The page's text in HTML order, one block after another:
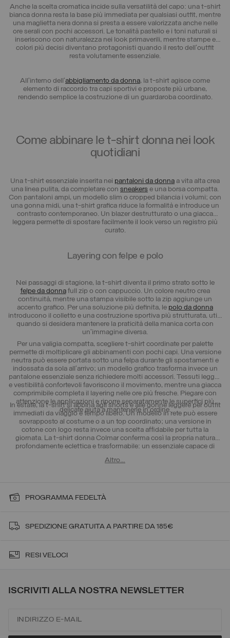
Anche la scelta cromatica incide sulla versatilità del capo: una t-shirt
bianca donna resta la base più immediata per qualsiasi outfit, mentre
una maglietta nera donna si presta a essere valorizzata anche nelle
ore serali con pochi accessori. Le tonalità pastello e i toni naturali si
inseriscono con naturalezza nei look primaverili, mentre stampe e
colori più decisi diventano protagonisti quando il resto dell’outfit
resta volutamente essenziale.
All’interno dell’abbigliamento da donna, la t-shirt agisce come
elemento di raccordo tra capi sportivi e proposte più urbane,
rendendo semplice la costruzione di un guardaroba coordinato.
Come abbinare le t-shirt donna nei look
quotidiani
Una t-shirt essenziale inserita nei pantaloni da donna a vita alta crea
una linea pulita, da completare con sneakers e una borsa compatta.
Con pantaloni ampi, un modello slim o cropped bilancia i volumi; con
una gonna midi, una t-shirt grafica riduce la formalità e introduce un
contrasto contemporaneo. Un blazer destrutturato o una giacca
leggera permette di spostare facilmente il look verso un registro più
curato.
Layering con felpe e polo
Nei passaggi di stagione, la t-shirt diventa il primo strato sotto le
felpe da donnafull zip o con cappuccio. Un colore neutro crea
continuità, mentre una stampa visibile sotto la zip aggiunge un
accento grafico. Per una soluzione più definita, le polo da donna
introducono il colletto e una costruzione sportiva più strutturata, utile
quando si desidera mantenere la praticità della manica corta con
un’immagine diversa.
Per una valigia compatta, scegliere t-shirt coordinate per palette
permette di moltiplicare gli abbinamenti con pochi capi. Una versione
neutra può essere portata sotto una felpa durante gli spostamenti e
indossata da sola all’arrivo; un modello grafico trasforma invece un
pantalone essenziale senza richiedere molti accessori. Tessuti leggeri
e vestibilità confortevoli favoriscono il movimento, mentre una giacca
comprimibile completa il layering nelle ore più fresche. Piegare con
attenzione le applicazioni e riporre separatamente le superfici più
delicate aiuta a mantenerle in ordine.
In estate, la t-shirt si abbina agli shorts e alle gonne leggere per outfit
immediati da viaggio e tempo libero. Un modello in rete può essere
sovrapposto al costume o a un top coordinato; una versione in
cotone con logo resta invece una scelta affidabile per tutta la
giornata. La t-shirt donna Colmar conferma così la propria natura
profondamente eclettica e trasformabile: un essenziale capace di
Altro…
PROGRAMMA FEDELTÀ
SPEDIZIONE GRATUITA A PARTIRE DA 185€
RESI VELOCI
ISCRIVITI ALLA NOSTRA NEWSLETTER